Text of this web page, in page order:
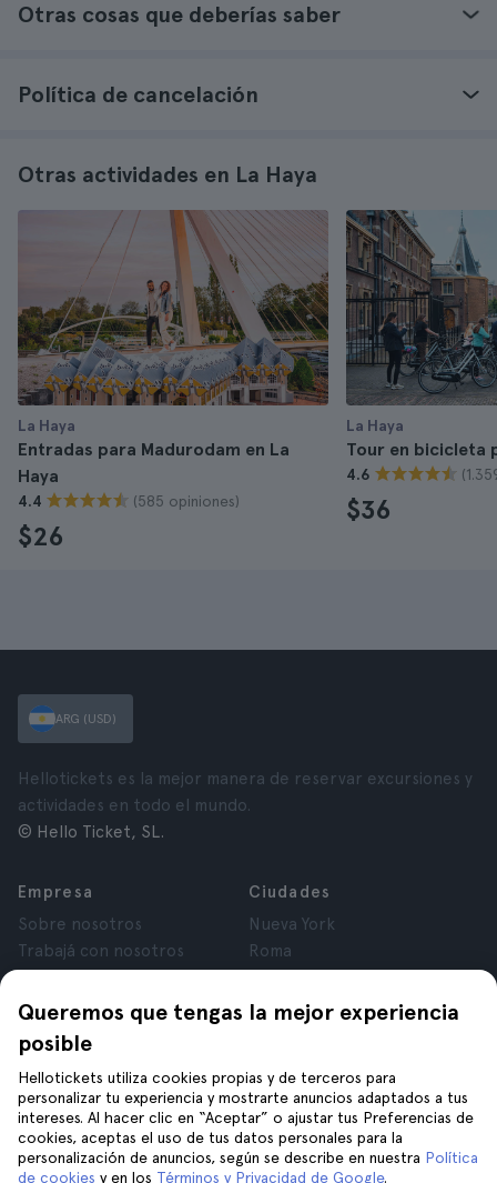
Otras cosas que deberías saber
Política de cancelación
Otras actividades en La Haya
La Haya
Entradas para Madurodam en La
Haya
4.4 (585 opiniones)
$26
La Haya
Tour en bicicleta
4.6
$36
Queremos que tengas la mejor experiencia
posible
Hellotickets utiliza cookies propias y de terceros para
personalizar tu experiencia y mostrarte anuncios adaptados a tus
intereses. Al hacer clic en “Aceptar” o ajustar tus Preferencias de
cookies, aceptas el uso de tus datos personales para la
personalización de anuncios, según se describe en nuestra Política
de cookies y en los Términos y Privacidad de Google.
ARG (USD)
Hellotickets es la mejor manera de reservar excursiones y
actividades en todo el mundo.
© Hello Ticket, SL.
Empresa
Sobre nosotros
Trabajá con nosotros
Opiniones
Privacidad
Términos y Condiciones
Aviso Legal
Cookies
Ciudades
Nueva York
Roma
Londres
Granada
Tenerife
Ayuda Unite a nosotros en